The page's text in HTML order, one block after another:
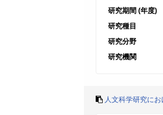
研究期間 (年度)
研究種目
研究分野
研究機関
人文科学研究に